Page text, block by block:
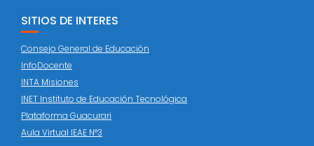
SITIOS DE INTERES
Consejo General de Educación
InfoDocente
INTA Misiones
INET Instituto de Educación Tecnológica
Plataforma Guacurari
Aula Virtual IEAE N°3